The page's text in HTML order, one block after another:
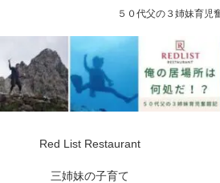
５０代父の３姉妹育児
Red List Restaurant
三姉妹の子育て